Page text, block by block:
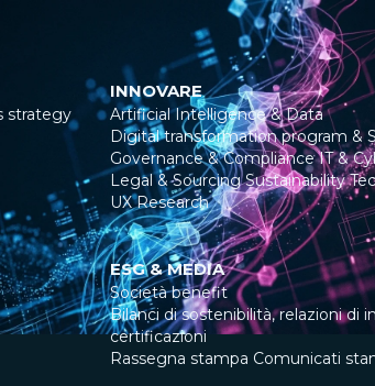
strategy
INNOVARE
Artificial Intelligence & Data
Digital transformation program &
Governance & Compliance IT &
Legal & Sourcing Sustainability
UX Research
ESG & MEDIA
Società benefit
Bilanci di sostenibilità, relazioni di
certificazioni
Rassegna stampa Comunicati